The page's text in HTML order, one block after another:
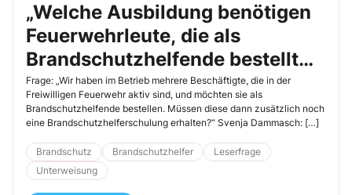
„Welche Ausbildung benötigen
Feuerwehrleute, die als
Brandschutzhelfende bestellt
werden?“
Frage: „Wir haben im Betrieb mehrere Beschäftigte, die in der
Freiwilligen Feuerwehr aktiv sind, und möchten sie als
Brandschutzhelfende bestellen. Müssen diese dann zusätzlich noch
eine Brandschutzhelferschulung erhalten?“ Svenja Dammasch: […]
Brandschutz Brandschutzhelfer
Leserfrage
Unterweisung